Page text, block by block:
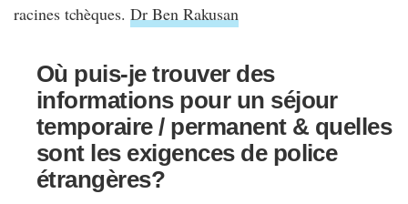
racines tchèques.Dr Ben Rakusan
Où puis-je trouver des
informations pour un séjour
temporaire / permanent & quelles
sont les exigences de police
étrangères?